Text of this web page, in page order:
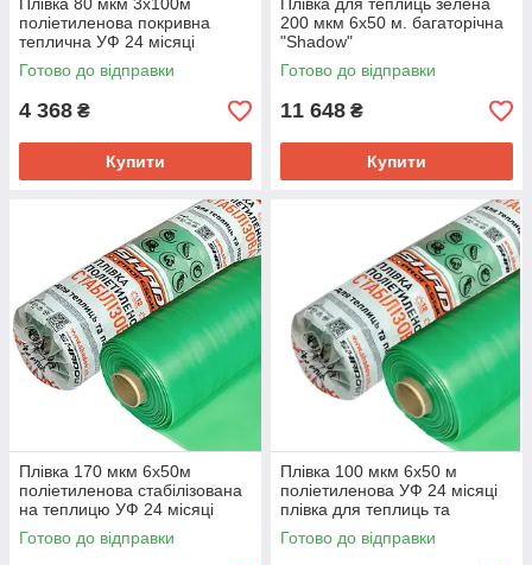
поліетиленова покривна
теплична УФ 24 місяці
Готово до відправки
4 368 ₴
Купити
200 мкм 6х50 м. багаторічна
"Shadow"
Готово до відправки
11 648 ₴
Купити
Плівка 170 мкм 6х50м
поліетиленова стабілізована
на теплицю УФ 24 місяці
Готово до відправки
Плівка 100 мкм 6х50 м
поліетиленова УФ 24 місяці
плівка для теплиць та
парників
Готово до відправки